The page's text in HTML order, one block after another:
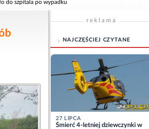
do szpitala po wypadku
reklama
NAJCZĘŚCIEJ CZYTANE
27 LIPCA
Śmierć 4-letniej dziewczynki w